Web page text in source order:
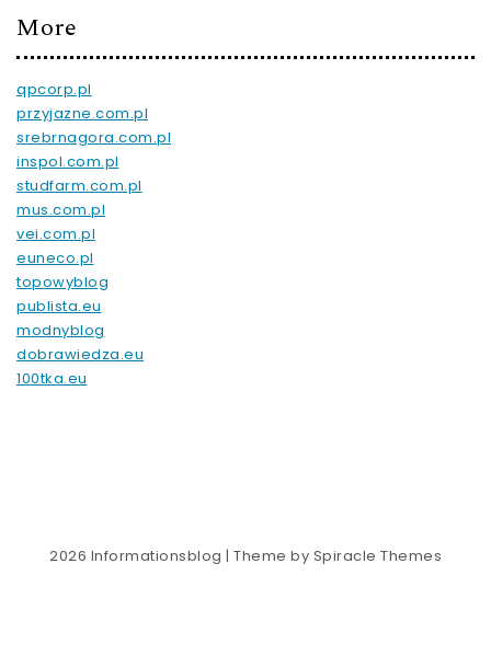
More
qpcorp.pl
przyjazne.com.pl
srebrnagora.com.pl
inspol.com.pl
studfarm.com.pl
mus.com.pl
vei.com.pl
euneco.pl
topowyblog
publista.eu
modnyblog
dobrawiedza.eu
100tka.eu
2026 Informationsblog | Theme by Spiracle Themes